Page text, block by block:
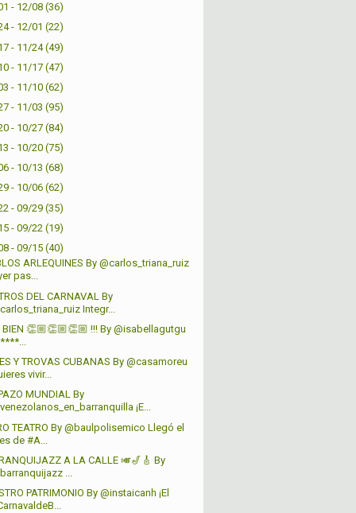
- 12/08 (36)
- 12/01 (22)
- 11/24(49)
- 11/17 (47)
- 11/10 (62)
- 11/03 (95)
- 10/27 (84)
- 10/20 (75)
- 10/13 (68)
- 10/06 (62)
- 09/29 (35)
- 09/22 (19)
- 09/15 (40)
ARLEQUINES By @carlos_triana_ruiz
pas...
DEL CARNAVAL By
Integr...
BIEN 👏🏼👏🏼👏🏼 !!! By @isabellagutgu
Y TROVAS CUBANAS By @casamoreu
vivir...
MUNDIAL By
¡E...
TEATRO By @baulpolisemico Llegó el
de #A...
A LA CALLE 🎺🎷🎸 By
...
PATRIMONIO By @instaicanh ¡El